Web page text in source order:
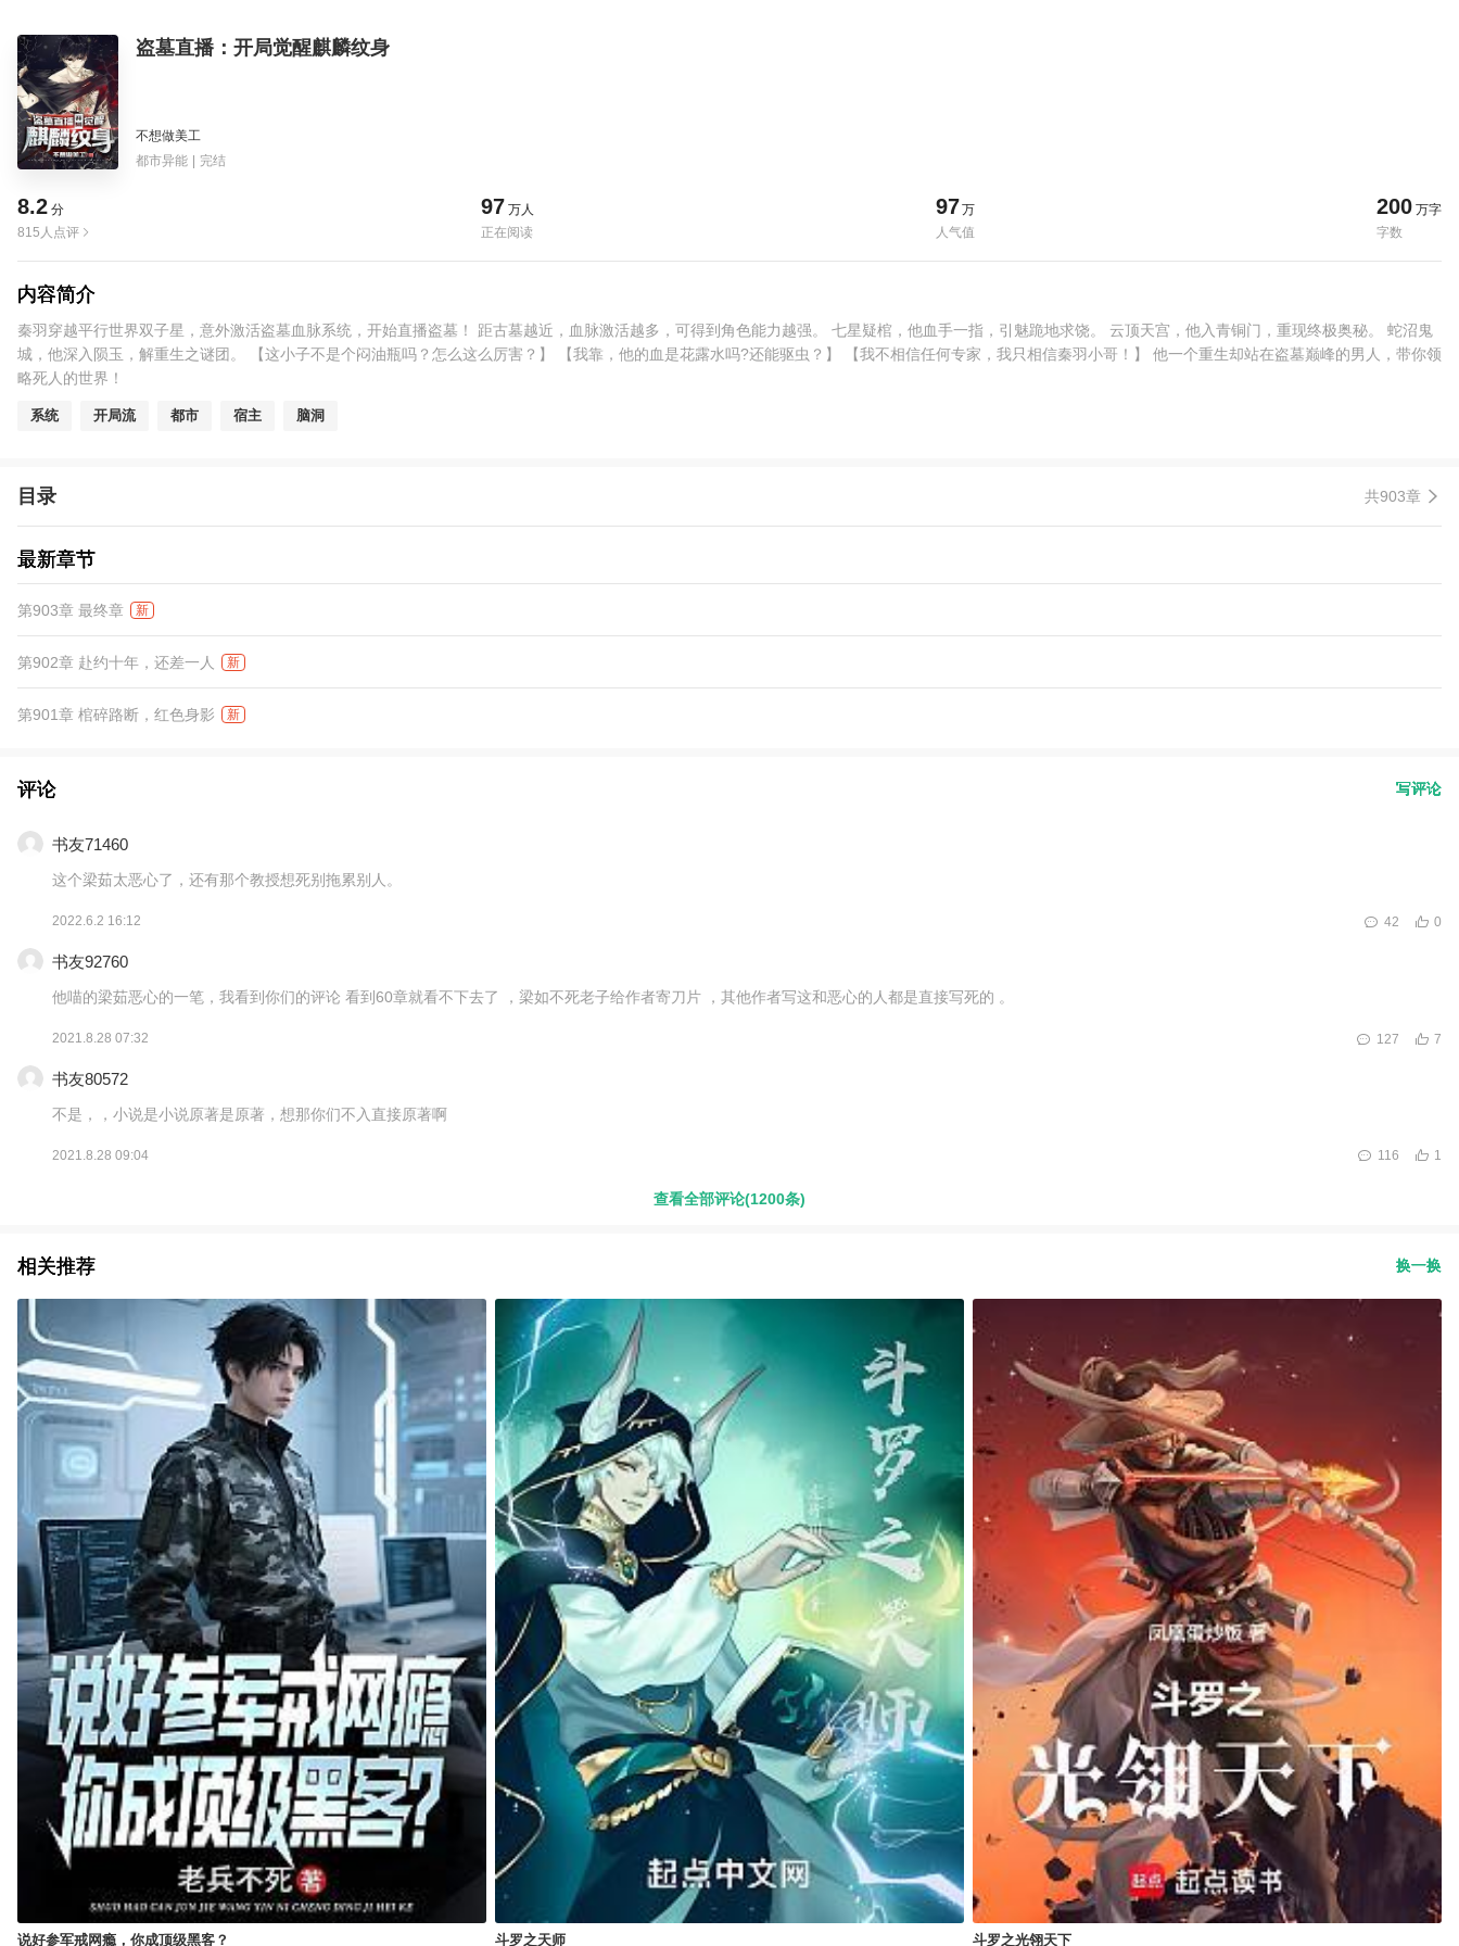
盗墓直播：开局觉醒麒麟纹身
不想做美工
都市异能 | 完结
8.2 分
815人点评
97 万人
正在阅读
97万
人气值
200 万字
字数
内容简介
秦羽穿越平行世界双子星，意外激活盗墓血脉系统，开始直播盗墓！ 距古墓越近，血脉激活越多，可得到角色能力越强。 七星疑棺，他血手一指，引魅跪地求饶。 云顶天宫，他入青铜门，重现终极奥秘。 蛇沼鬼
城，他深入陨玉，解重生之谜团。 【这小子不是个闷油瓶吗？怎么这么厉害？】 【我靠，他的血是花露水吗?还能驱虫？】 【我不相信任何专家，我只相信秦羽小哥！】 他一个重生却站在盗墓巅峰的男人，带你领
略死人的世界！
系统 开局流 都市 宿主 脑洞
目录 共903章
最新章节
第903章 最终章 新
第902章 赴约十年，还差一人 新
第901章 棺碎路断，红色身影 新
评论 写评论
书友71460
这个梁茹太恶心了，还有那个教授想死别拖累别人。
2022.6.2 16:12 0
42
书友92760
他喵的梁茹恶心的一笔，我看到你们的评论 看到60章就看不下去了 ，梁如不死老子给作者寄刀片 ，其他作者写这和恶心的人都是直接写死的 。
2021.8.28 07:32 7
127
书友80572
不是，，小说是小说原著是原著，想那你们不入直接原著啊
2021.8.28 09:04 1
116
查看全部评论(1200条)
相关推荐 换一换
说好参军戒网瘾，你成顶级黑客？ 斗罗之天师 斗罗之光翎天下